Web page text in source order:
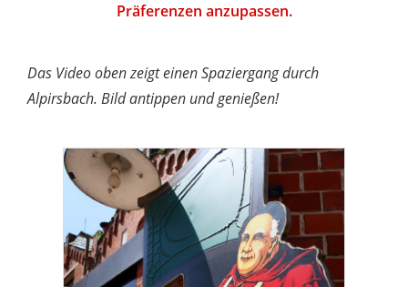
Präferenzen anzupassen.
Das Video oben zeigt einen Spaziergang durch
Alpirsbach. Bild antippen und genießen!